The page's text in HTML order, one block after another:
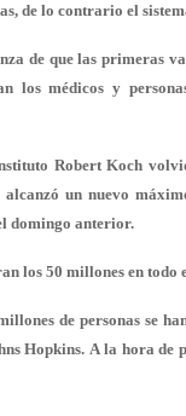
de lo contrario el
de que las primeras
los médicos y
Robert Koch
alcanzó un nuevo
domingo anterior.
los 50 millones en todo
de personas se
Hopkins. A la hora